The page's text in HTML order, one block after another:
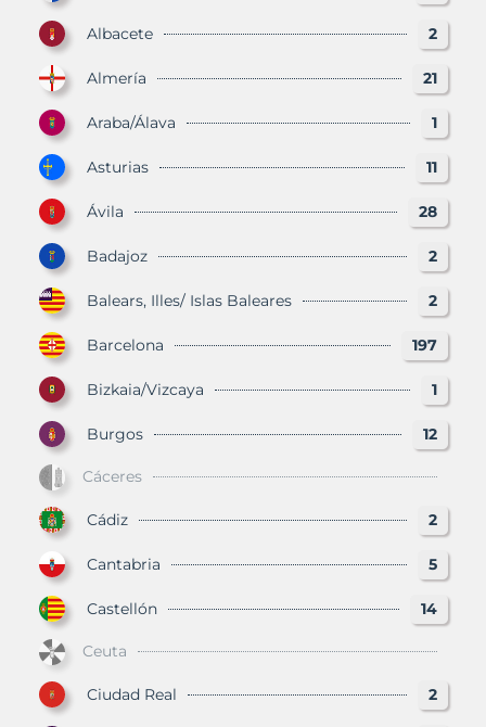
Albacete 2
Almería 21
Araba/Álava 1
Asturias 11
Ávila 28
Badajoz 2
Balears, Illes/ Islas Baleares 2
Barcelona 197
Bizkaia/Vizcaya 1
Burgos 12
Cáceres
Cádiz 2
Cantabria 5
Castellón 14
Ceuta
Ciudad Real 2